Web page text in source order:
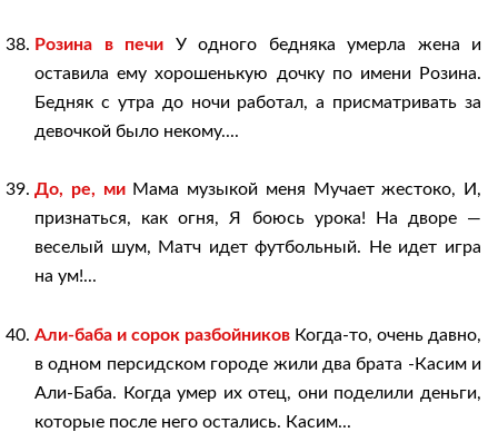
Розина в печи У одного бедняка умерла жена и
оставила ему хорошенькую дочку по имени Розина.
Бедняк с утра до ночи работал, а присматривать за
девочкой было некому....
До, ре, миМама музыкой меня Мучает жестоко, И,
признаться, как огня, Я боюсь урока! На дворе —
веселый шум, Матч идет футбольный. Не идет игра
на ум!...
Али-баба и сорок разбойников Когда-то, очень давно,
в одном персидском городе жили два брата -Касим и
Али-Баба. Когда умер их отец, они поделили деньги,
которые после него остались. Касим...